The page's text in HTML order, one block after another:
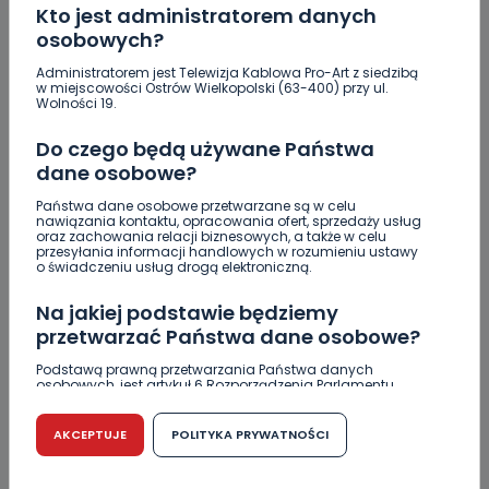
Kto jest administratorem danych
osobowych?
Administratorem jest Telewizja Kablowa Pro-Art z siedzibą
w miejscowości Ostrów Wielkopolski (63-400) przy ul.
Wolności 19.
Do czego będą używane Państwa
dane osobowe?
Państwa dane osobowe przetwarzane są w celu
nawiązania kontaktu, opracowania ofert, sprzedaży usług
oraz zachowania relacji biznesowych, a także w celu
przesyłania informacji handlowych w rozumieniu ustawy
o świadczeniu usług drogą elektroniczną.
Na jakiej podstawie będziemy
przetwarzać Państwa dane osobowe?
Podstawą prawną przetwarzania Państwa danych
osobowych, jest artykuł 6 Rozporządzenia Parlamentu
r. w sprawie ochrony osób fizycznych w związku z
przetwarzaniem danych osobowych w sprawie
swobodnego przepływu takich danych oraz uchylenia
dyrektywy 95/46/WE (RODO).
AKCEPTUJE POLITYKA PRYWATNOŚCI
KOMENTARZE (1)
P policmajster
cyt.: „Jednak tylko karanie mandatami czy (…) odbieranie
uprawnień do prowadzenia pojazdów jest JEDYNYM
celem policji” – święte słowa panie redaktorze! O to
właśnie chodzi!
DOŁĄCZ DO DYSKUSJI